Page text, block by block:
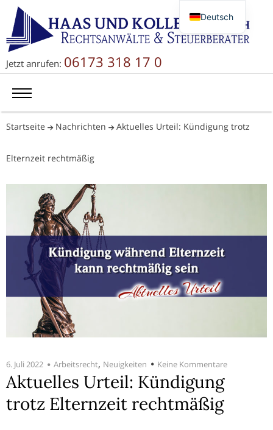
Jetzt anrufen: 06173 318 17 0
Startseite Nachrichten Aktuelles Urteil: Kündigung trotz
Elternzeit rechtmäßig
6. Juli 2022 Arbeitsrecht, Neuigkeiten Keine Kommentare
Aktuelles Urteil: Kündigung
trotz Elternzeit rechtmäßig
Deutsch
English
简体中文